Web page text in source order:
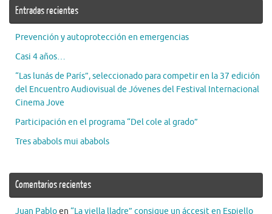
Entradas recientes
Prevención y autoprotección en emergencias
Casi 4 años…
“Las lunás de París”, seleccionado para competir en la 37 edición
del Encuentro Audiovisual de Jóvenes del Festival Internacional
Cinema Jove
Participación en el programa “Del cole al grado”
Tres ababols mui ababols
Comentarios recientes
Juan Pabloen “La viella lladre” consigue un áccesit en Espiello